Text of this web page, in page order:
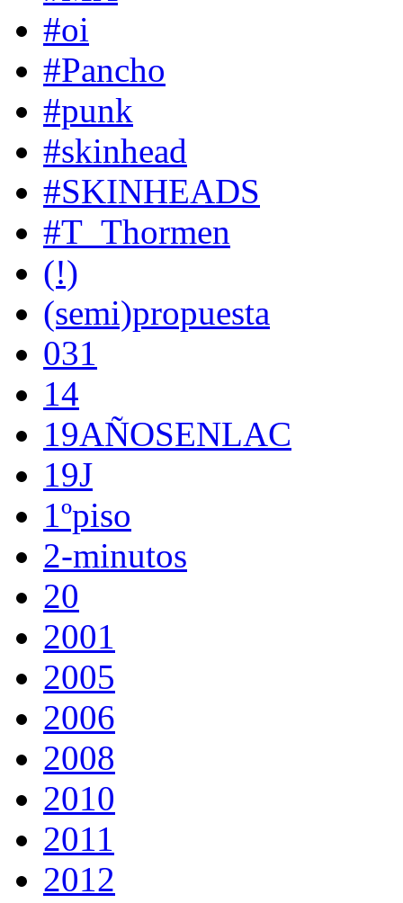
#oi
#Pancho
#punk
#skinhead
#SKINHEADS
#T_Thormen
(!)
(semi)propuesta
031
14
19AÑOSENLAC
19J
1ºpiso
2-minutos
20
2001
2005
2006
2008
2010
2011
2012